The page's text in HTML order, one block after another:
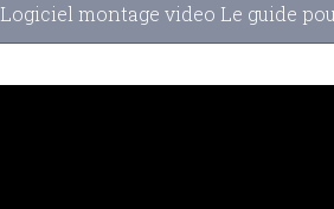
Logiciel montage video Le guide